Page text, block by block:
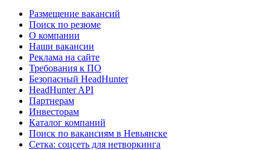
Размещение вакансий
Поиск по резюме
О компании
Наши вакансии
Реклама на сайте
Требования к ПО
Безопасный HeadHunter
HeadHunter API
Партнерам
Инвесторам
Каталог компаний
Поиск по вакансиям в Невьянске
Сетка: соцсеть для нетворкинга